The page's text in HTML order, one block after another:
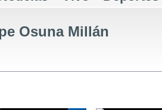
Osuna Millán